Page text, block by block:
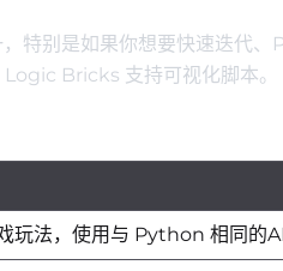
特别是如果你想要快速迭代
Bricks 支持可视化脚本。
玩法，使用与 Python 相同的